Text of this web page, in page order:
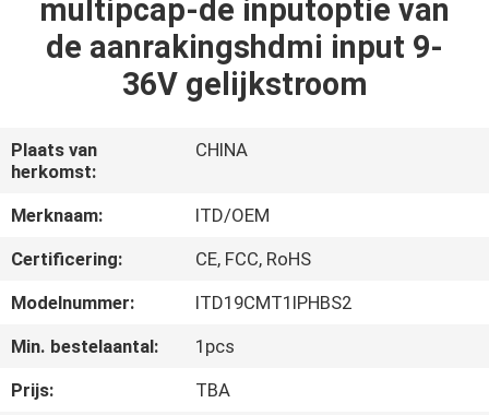
VIDEO'S
ONGEVEER
ONS
FABRIEKSREIS
CONTACTEER
ONS
multipcap-de inputoptie van
de aanrakingshdmi input 9-
36V gelijkstroom
Plaats van
herkomst:
CHINA
Merknaam:
ITD/OEM
Certificering:
CE, FCC, RoHS
Modelnummer:
ITD19CMT1IPHBS2
Min. bestelaantal:
1pcs
Prijs:
TBA